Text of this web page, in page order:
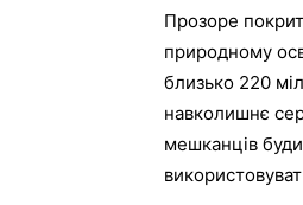
Прозоре
природному
близько 220
навколишнє
мешканців